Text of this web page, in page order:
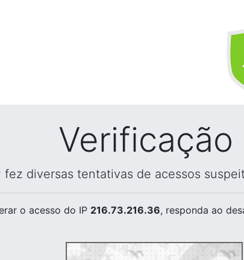
fez diversas tentativas de acessos
o acesso do IP 216.73.216.36, responda ao